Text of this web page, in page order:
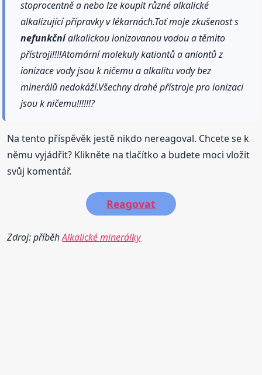
stoprocentně a nebo lze koupit různé alkalické
alkalizující přípravky v lékarnách.Toť moje zkušenost s
nefunkčníalkalickou ionizovanou vodou a těmito
přístroji!!!!Atomární molekuly kationtů a aniontů z
ionizace vody jsou k ničemu a alkalitu vody bez
minerálů nedokáží.Všechny drahé přístroje pro ionizaci
jsou k ničemu!!!!!!?
Na tento příspěvěk jestě nikdo nereagoval. Chcete se k
němu vyjádřit? Klikněte na tlačítko a budete moci vložit
svůj komentář.
Reagovat
Zdroj: příběhAlkalické minerálky